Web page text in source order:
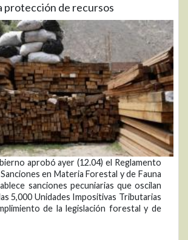
protección de recursos
aprobó ayer (12.04) el Reglamento
en Materia Forestal y de Fauna
sanciones pecuniarias que oscilan
5,000 Unidades Impositivas Tributarias
de la legislación forestal y de